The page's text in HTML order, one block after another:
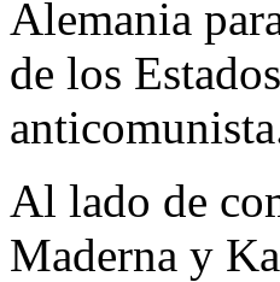
Alemania
de los
Al lado de
Maderna y